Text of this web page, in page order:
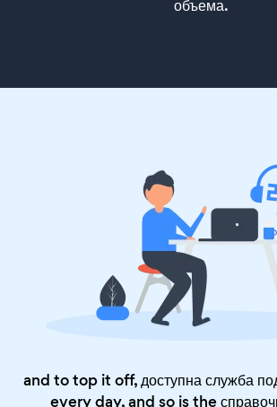
объема.
and to top it off, доступна служба
every day, and so is the